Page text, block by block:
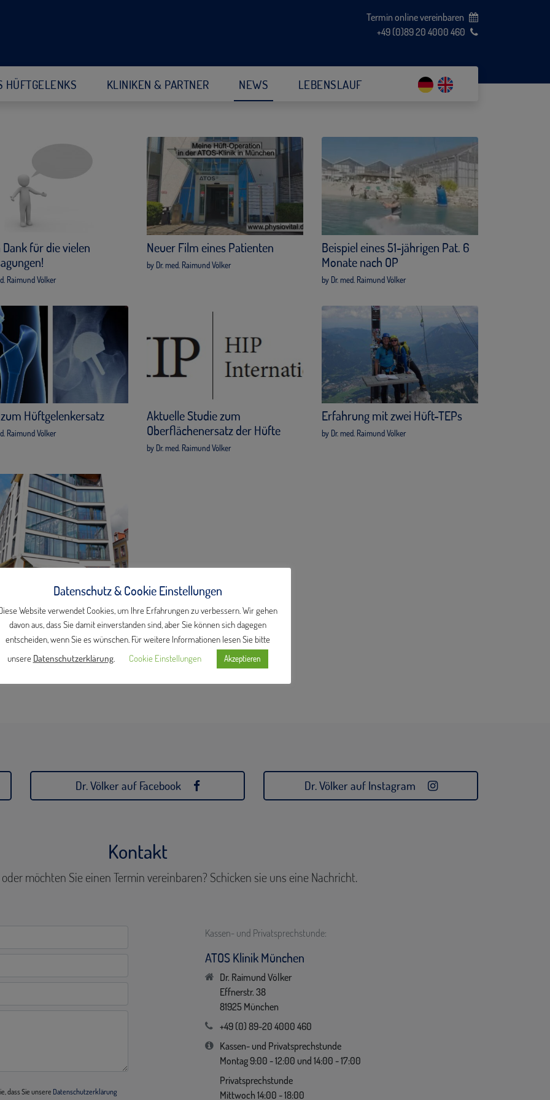
Termin online vereinbaren
+49 (0)89 20 4000 460
HÜFTGELENKS KLINIKEN & PARTNER NEWS LEBENSLAUF
Dank für die vielen
Raimund Völker
Neuer Film eines Patienten
by Dr. med. Raimund Völker
Beispiel eines 51-jährigen Pat. 6
Monate nach OP
by Dr. med. Raimund Völker
Hüftgelenkersatz
Raimund Völker
Aktuelle Studie zum
Oberflächenersatz der Hüfte
by Dr. med. Raimund Völker
Erfahrung mit zwei Hüft-TEPs
by Dr. med. Raimund Völker
Gothenburg ·
Raimund Völker
Dr. Völker auf Facebook Dr. Völker auf Instagram
Kontakt
oder möchten Sie einen Termin vereinbaren? Schicken sie uns eine Nachricht.
dass Sie unsere Datenschutzerklärung
Kassen- und Privatsprechstunde:
ATOS Klinik München
Dr. Raimund Völker
Effnerstr. 38
81925 München
+49 (0) 89-20 4000 460
Kassen- und Privatsprechstunde
Montag 9:00 - 12:00 und 14:00 - 17:00
Privatsprechstunde
Mittwoch 14:00 - 18:00
Datenschutz & Cookie Einstellungen
Website verwendet Cookies, um Ihre Erfahrungen zu verbessern. Wir gehen
davon aus, dass Sie damit einverstanden sind, aber Sie können sich dagegen
entscheiden, wenn Sie es wünschen. Für weitere Informationen lesen Sie bitte
unsere Datenschutzerklärung. Cookie Einstellungen Akzeptieren